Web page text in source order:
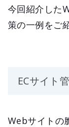
今回紹介した
策の一例をご
ECサイト
Webサイトの